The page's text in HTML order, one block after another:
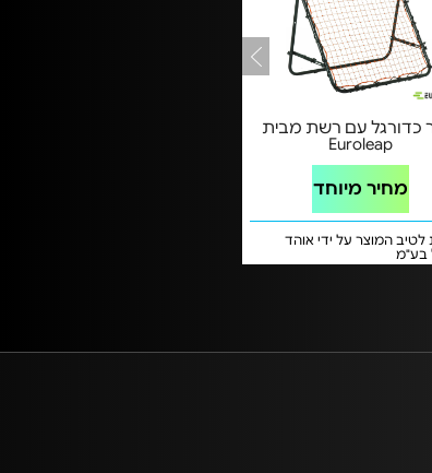
כדורגל עם רשת מבית
Euroleap
מחיר מיוחד
לטיב המוצר על ידי אוהד
בע"מ